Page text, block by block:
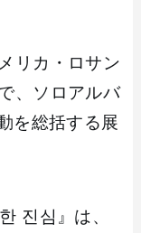
リカ・ロサン
、ソロアルバ
を総括する展
진심』は、